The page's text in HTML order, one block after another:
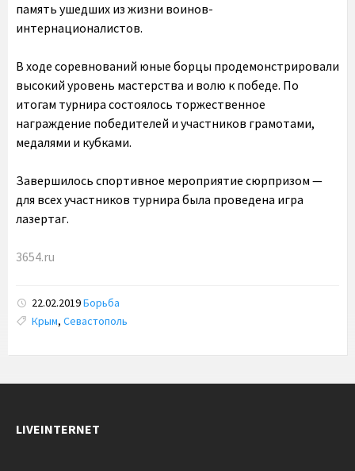
память ушедших из жизни воинов-
интернационалистов.
В ходе соревнований юные борцы продемонстрировали
высокий уровень мастерства и волю к победе. По
итогам турнира состоялось торжественное
награждение победителей и участников грамотами,
медалями и кубками.
Завершилось спортивное мероприятие сюрпризом —
для всех участников турнира была проведена игра
лазертаг.
3654.ru
22.02.2019Борьба
Tags:
Крым, Севастополь
LIVEINTERNET